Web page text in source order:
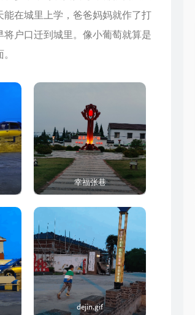
在城里上学，爸爸妈妈就作了打
户口迁到城里。像小葡萄就算是
幸福张巷
dejin.gif